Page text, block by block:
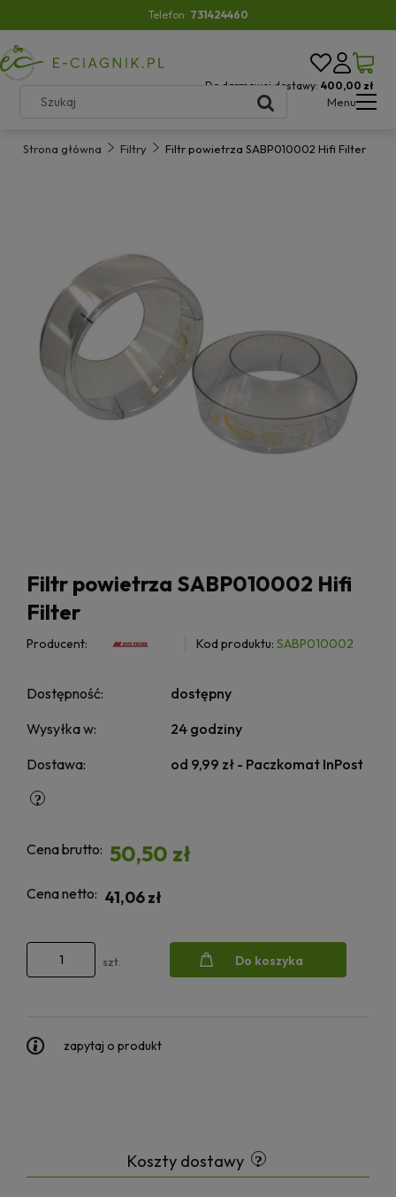
Telefon: 731424460
Do darmowej dostawy: 400,00 zł
Menu
Strona główna Filtry Filtr powietrza SABP010002 Hifi Filter
Filtr powietrza SABP010002 Hifi
Filter
Producent: Kod produktu: SABP010002
Dostępność:
dostępny
Wysyłka w:
24 godziny
Dostawa:
od 9,99 zł - Paczkomat InPost
Cena brutto: 50,50 zł
Cena netto: 41,06 zł
szt. Do koszyka
zapytaj o produkt
Koszty dostawy